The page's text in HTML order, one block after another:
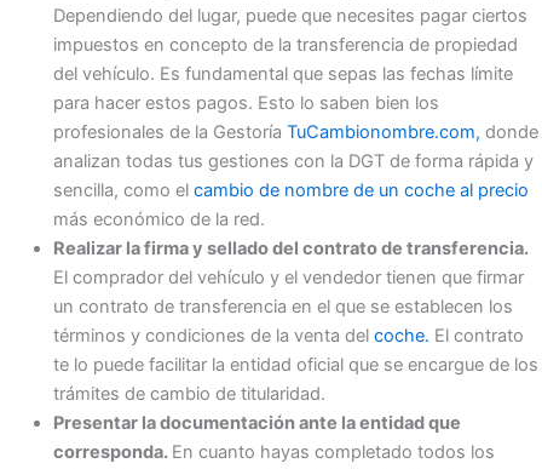
Dependiendo del lugar, puede que necesites pagar ciertos
impuestos en concepto de la transferencia de propiedad
del vehículo. Es fundamental que sepas las fechas límite
para hacer estos pagos. Esto lo saben bien los
profesionales de la Gestoría TuCambionombre.com, donde
analizan todas tus gestiones con la DGT de forma rápida y
sencilla, como el cambio de nombre de un coche al precio
más económico de la red.
Realizar la firma y sellado del contrato de transferencia.
El comprador del vehículo y el vendedor tienen que firmar
un contrato de transferencia en el que se establecen los
términos y condiciones de la venta del coche. El contrato
te lo puede facilitar la entidad oficial que se encargue de los
trámites de cambio de titularidad.
Presentar la documentación ante la entidad que
corresponda. En cuanto hayas completado todos los